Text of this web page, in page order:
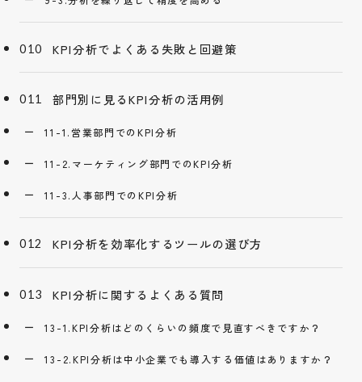
KPI分析でよくある失敗と回避策
部門別に見るKPI分析の活用例
11-1.営業部門でのKPI分析
11-2.マーケティング部門でのKPI分析
11-3.人事部門でのKPI分析
KPI分析を効率化するツールの選び方
KPI分析に関するよくある質問
13-1.KPI分析はどのくらいの頻度で見直すべきですか？
13-2.KPI分析は中小企業でも導入する価値はありますか？